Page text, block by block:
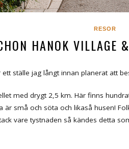
RESOR
HANOK VILLAGE
ett ställe jag långt innan planerat att
med drygt 2,5 km. Här finns
är små och söta och likaså husen!
vare tystnaden så kändes detta